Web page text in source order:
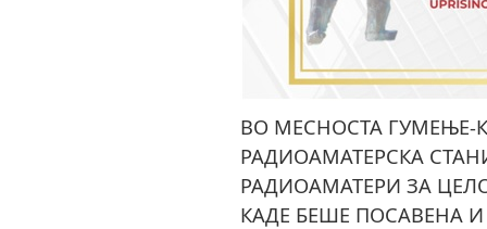
ВО МЕСНОСТА ГУМЕЊЕ-
РАДИОАМАТЕРСКА
РАДИОАМАТЕРИ ЗА
КАДЕ БЕШЕ ПОСАВЕНА